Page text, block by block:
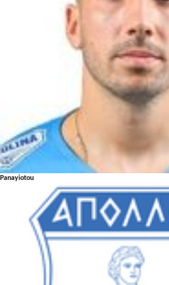
Panayiotou